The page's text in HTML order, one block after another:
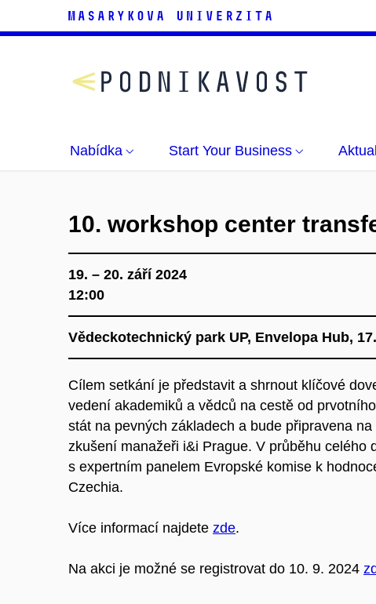
Nabídka Start Your Business
10. workshop center
19. – 20. září 2024
12:00
Vědeckotechnický park UP, Envelopa Hub,
Cílem setkání je představit a shrnout klíčové
vedení akademiků a vědců na cestě od
stát na pevných základech a bude připravena
zkušení manažeři i&i Prague. V průběhu celého
s expertním panelem Evropské komise k
Czechia.
Více informací najdete zde.
Na akci je možné se registrovat do 10. 9. 2024